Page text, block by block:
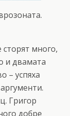
много,
и двамата
– успяха
Григор
добре